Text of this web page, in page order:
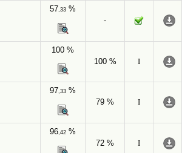
57,33 %
-
100 %
100 %
I
97,33 %
79 %
I
96,42 %
72 %
I